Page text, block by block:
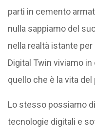
parti in cemento
nulla sappiamo del
nella realtà istante
Digital Twin viviamo
quello che è la vita
Lo stesso possiamo
tecnologie digitali e